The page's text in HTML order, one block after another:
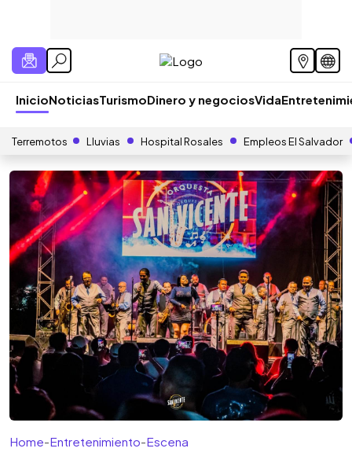
InicioNoticiasTurismoDinero y negociosVida
Terremotos Lluvias Hospital Rosales Empleos El Salvador
Home-Entretenimiento-Escena